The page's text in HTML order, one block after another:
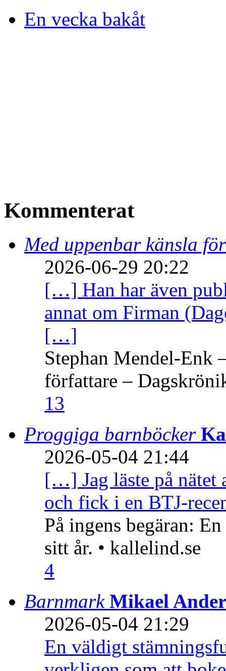
En vecka bakåt
Kommenterat
Med uppenbar känsla
2026-06-29 20:22
[…] Han har även
annat om Firman
[…]
Stephan Mendel-Enk
författare –
13
Proggiga barnböcker
2026-05-04 21:44
[…] Jag läste på nätet
och fick i en BTJ-
På ingens begäran:
sitt år. • kallelind.se
4
Barnmark Mikael
2026-05-04 21:29
En väldigt